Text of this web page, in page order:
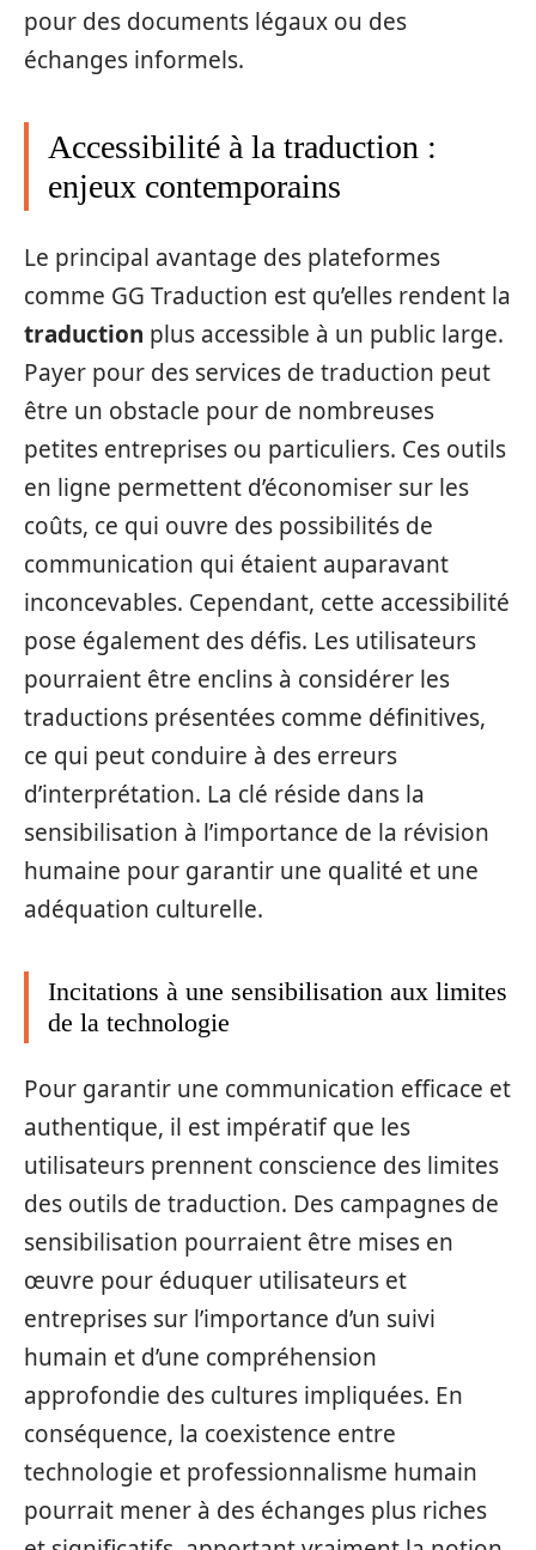
pour des documents légaux ou des
échanges informels.
Accessibilité à la traduction :
enjeux contemporains
Le principal avantage des plateformes
comme GG Traduction est qu’elles rendent la
traduction plus accessible à un public large.
Payer pour des services de traduction peut
être un obstacle pour de nombreuses
petites entreprises ou particuliers. Ces outils
en ligne permettent d’économiser sur les
coûts, ce qui ouvre des possibilités de
communication qui étaient auparavant
inconcevables. Cependant, cette accessibilité
pose également des défis. Les utilisateurs
pourraient être enclins à considérer les
traductions présentées comme définitives,
ce qui peut conduire à des erreurs
d’interprétation. La clé réside dans la
sensibilisation à l’importance de la révision
humaine pour garantir une qualité et une
adéquation culturelle.
Incitations à une sensibilisation aux limites
de la technologie
Pour garantir une communication efficace et
authentique, il est impératif que les
utilisateurs prennent conscience des limites
des outils de traduction. Des campagnes de
sensibilisation pourraient être mises en
œuvre pour éduquer utilisateurs et
entreprises sur l’importance d’un suivi
humain et d’une compréhension
approfondie des cultures impliquées. En
conséquence, la coexistence entre
technologie et professionnalisme humain
pourrait mener à des échanges plus riches